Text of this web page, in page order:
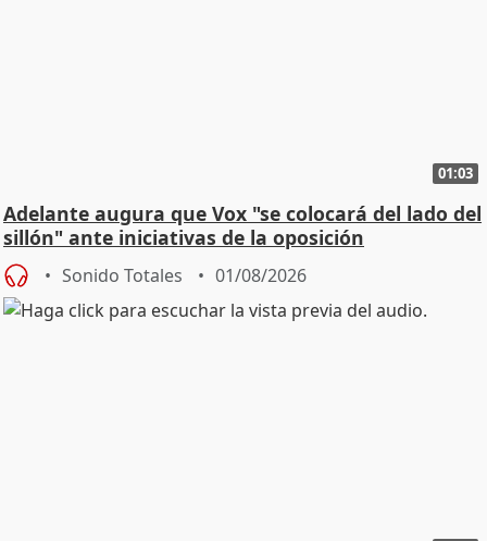
01:03
Adelante augura que Vox "se colocará del lado del
sillón" ante iniciativas de la oposición
Sonido Totales 01/08/2026